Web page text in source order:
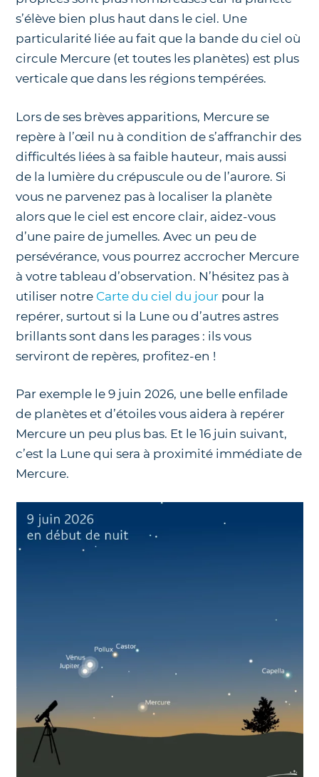
s’élève bien plus haut dans le ciel. Une
particularité liée au fait que la bande du ciel où
circule Mercure (et toutes les planètes) est plus
verticale que dans les régions tempérées.
Lors de ses brèves apparitions, Mercure se
repère à l’œil nu à condition de s’affranchir des
difficultés liées à sa faible hauteur, mais aussi
de la lumière du crépuscule ou de l’aurore. Si
vous ne parvenez pas à localiser la planète
alors que le ciel est encore clair, aidez-vous
d’une paire de jumelles. Avec un peu de
persévérance, vous pourrez accrocher Mercure
à votre tableau d’observation. N’hésitez pas à
utiliser notre Carte du ciel du jour pour la
repérer, surtout si la Lune ou d’autres astres
brillants sont dans les parages : ils vous
serviront de repères, profitez-en !
Par exemple le 9 juin 2026, une belle enfilade
de planètes et d’étoiles vous aidera à repérer
Mercure un peu plus bas. Et le 16 juin suivant,
c’est la Lune qui sera à proximité immédiate de
Mercure.